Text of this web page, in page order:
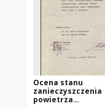
Ocena stanu
zanieczyszczenia
powietrza